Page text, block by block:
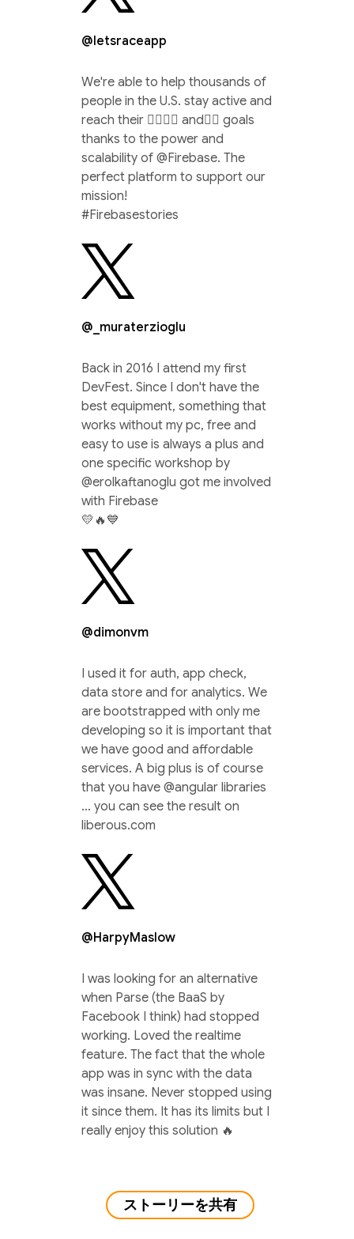
@letsraceapp
We're able to help thousands of
people in the U.S. stay active and
reach their 🏃‍♀️🚴‍♂️ and🏊‍♀️ goals
thanks to the power and
scalability of @Firebase. The
perfect platform to support our
mission!
#Firebasestories
@_muraterzioglu
Back in 2016 I attend my first
DevFest. Since I don't have the
best equipment, something that
works without my pc, free and
easy to use is always a plus and
one specific workshop by
@erolkaftanoglu got me involved
with Firebase
💛🔥💙
@dimonvm
I used it for auth, app check,
data store and for analytics. We
are bootstrapped with only me
developing so it is important that
we have good and affordable
services. A big plus is of course
that you have @angular libraries
… you can see the result on
liberous.com
@HarpyMaslow
I was looking for an alternative
when Parse (the BaaS by
Facebook I think) had stopped
working. Loved the realtime
feature. The fact that the whole
app was in sync with the data
was insane. Never stopped using
it since them. It has its limits but I
really enjoy this solution 🔥
ストーリーを共有